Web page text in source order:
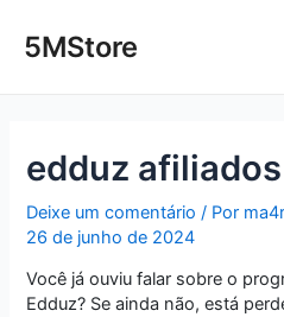
para5MStore
edduz afiliados
Deixe um comentário / Por
26 de junho de 2024
Você já ouviu falar sobre o
Edduz? Se ainda não, está
navigation